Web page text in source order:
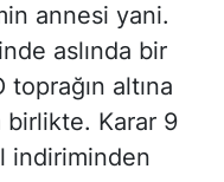
annesi yani.
aslında bir
altına
Karar 9
indiriminden